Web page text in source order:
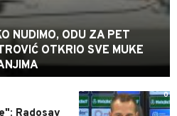
NUDIMO, ODU ZA PET
OTKRIO SVE MUKE
0